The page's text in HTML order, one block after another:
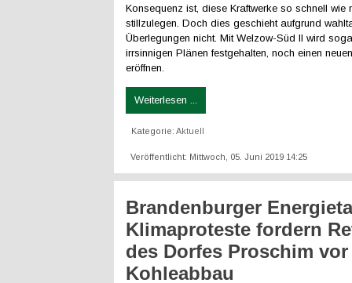
Konsequenz ist, diese Kraftwerke so schnell wie
stillzulegen. Doch dies geschieht aufgrund
Überlegungen nicht. Mit Welzow-Süd II wird
irrsinnigen Plänen festgehalten, noch einen
eröffnen.
Weiterlesen ...
Kategorie: Aktuell
Veröffentlicht: Mittwoch, 05. Juni 2019 14:25
Brandenburger
Klimaproteste fordern
des Dorfes Proschim vor
Kohleabbau